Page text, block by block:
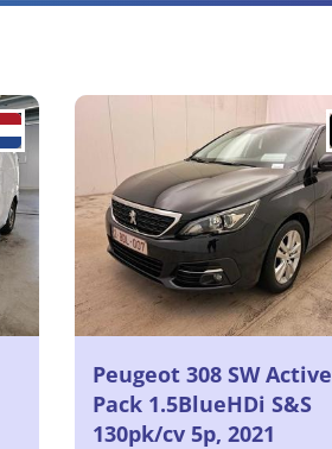
Peugeot 308 SW Active
Pack 1.5BlueHDi S&S
130pk/cv 5p, 2021